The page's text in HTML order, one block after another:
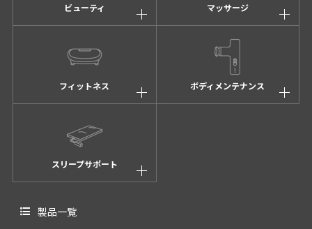
ビューティ マッサージ
フィットネス ボディメンテナンス
スリープサポート
製品一覧